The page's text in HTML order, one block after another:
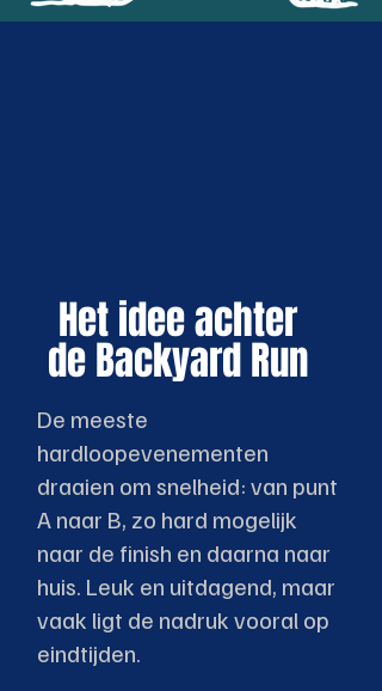
Het idee achter
de Backyard Run
De meeste
hardloopevenementen
draaien om snelheid: van punt
A naar B, zo hard mogelijk
naar de finish en daarna naar
huis. Leuk en uitdagend, maar
vaak ligt de nadruk vooral op
eindtijden.